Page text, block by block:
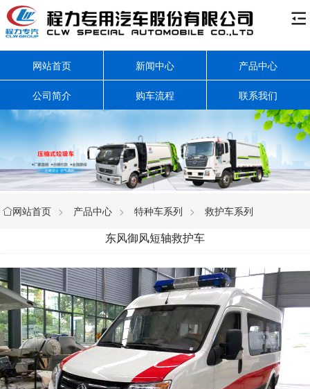

网站首页 新闻中心 产品中心
公司简介 购车流程 联系我们
网站首页 > 产品中心 > 特种车系列 > 救护车系列
东风御风短轴救护车